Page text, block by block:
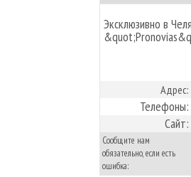
Эксклюзивно в
Адрес:
Телефоны:
Сайт:
Сообщите нам
обязательно, если есть
ошибка: